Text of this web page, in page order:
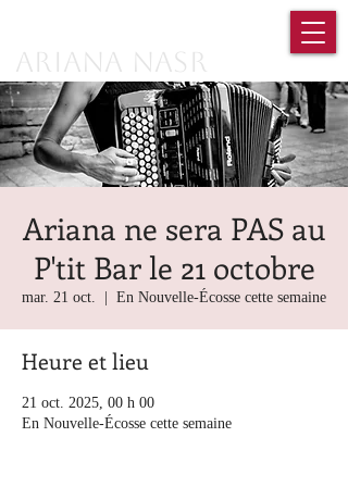
Ariana Nasr
Ariana ne sera PAS au
P'tit Bar le 21 octobre
mar. 21 oct. En Nouvelle-Écosse cette semaine
Heure et lieu
21 oct. 2025, 00 h 00
En Nouvelle-Écosse cette semaine